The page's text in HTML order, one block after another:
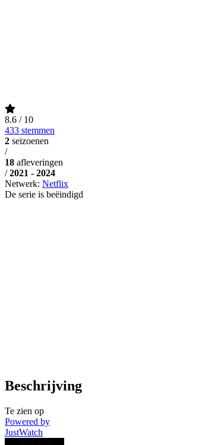
8.6 / 10
433 stemmen
2 seizoenen
/
18 afleveringen
/ 2021 - 2024
Netwerk: Netflix
De serie is beëindigd
Beschrijving
Te zien op
Powered by
JustWatch